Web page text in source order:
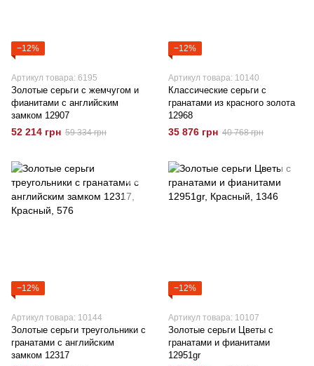
−12%
Артикул товара: 6195
Золотые серьги с жемчугом и
фианитами с английским
замком 12907
52 214 грн 59 334 грн
−12%
Артикул товара: 10140
Классические серьги с
гранатами из красного золота
12968
35 876 грн 40 768 грн
−12%
Артикул товара: 10144
Золотые серьги треугольники с
гранатами с английским
замком 12317
−12%
Артикул товара: 10107
Золотые серьги Цветы с
гранатами и фианитами
12951gr